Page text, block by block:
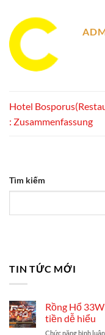
Hotel
: Zusammenfassung
Tìm kiếm
TIN TỨC MỚI
Rồng Hổ
tiền dễ hiểu
Chức năng bình